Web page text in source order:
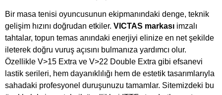
Bir masa tenisi oyuncusunun ekipmanındaki denge, teknik
gelişim hızını doğrudan etkiler. VICTAS markası imzalı
tahtalar, topun temas anındaki enerjiyi elinize en net şekilde
ileterek doğru vuruş açısını bulmanıza yardımcı olur.
Özellikle V>15 Extra ve V>22 Double Extra gibi efsanevi
lastik serileri, hem dayanıklılığı hem de estetik tasarımlarıyla
sahadaki profesyonel duruşunuzu tamamlar. Sitemizdeki bu